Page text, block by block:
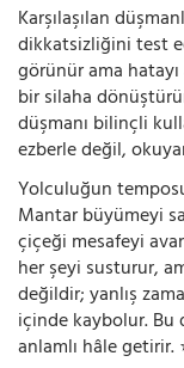
Karşılaşılan
dikkatsizliğini test
görünür ama
bir silaha
düşmanı bilinçli
ezberle değil,
Yolculuğun
Mantar büyümeyi
çiçeği mesafeyi
her şeyi susturur,
değildir; yanlış
içinde kaybolur. Bu
anlamlı hâle getirir.